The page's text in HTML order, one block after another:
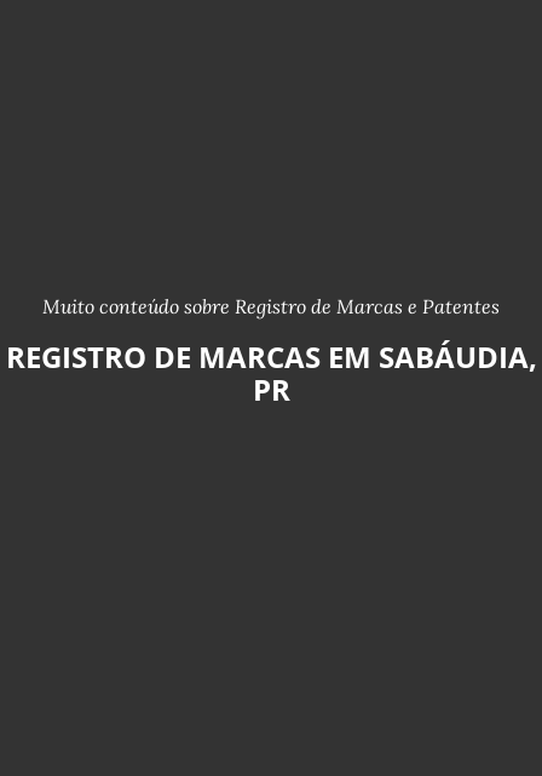
Muito conteúdo sobre Registro de Marcas e Patentes
REGISTRO DE MARCAS EM SABÁUDIA,
PR